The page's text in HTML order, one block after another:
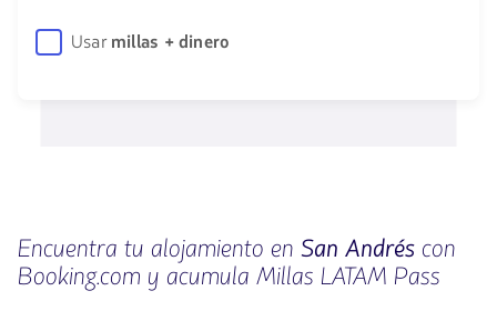
Usarmillas + dinero
Encuentra tu alojamiento en San Andrés con
Booking.com y acumula Millas LATAM Pass